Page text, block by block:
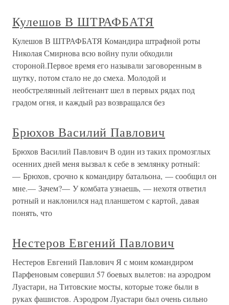
Кулешов В ШТРАФБАТЯ
Кулешов В ШТРАФБАТЯ Командира штрафной роты
Николая Смирнова всю войну пули обходили
стороной.Первое время его называли заговоренным в
шутку, потом стало не до смеха. Молодой и
необстрелянный лейтенант шел в первых рядах под
градом огня, и каждый раз возвращался без
Брюхов Василий Павлович
Брюхов Василий Павлович В один из таких промозглых
осенних дней меня вызвал к себе в землянку ротный:
— Брюхов, срочно к командиру батальона, — сообщил он
мне.— Зачем?— У комбата узнаешь, — нехотя ответил
ротный и наклонился над планшетом с картой, давая
понять, что
Нестеров Евгений Павлович
Нестеров Евгений Павлович Я с моим командиром
Парфеновым совершил 57 боевых вылетов: на аэродром
Луастари, на Титовские мосты, которые тоже были в
руках фашистов. Аэродром Луастари был очень сильно